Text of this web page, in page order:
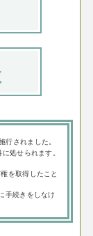
行されました。
処せられます。
を取得したこと
手続きをしなけ